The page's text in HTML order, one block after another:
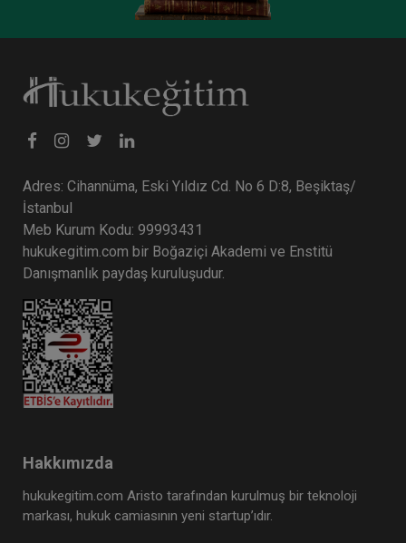
Adres: Cihannüma, Eski Yıldız Cd. No 6 D:8, Beşiktaş/
İstanbul
Meb Kurum Kodu: 99993431
hukukegitim.com bir Boğaziçi Akademi ve Enstitü
Danışmanlık paydaş kuruluşudur.
Hakkımızda
hukukegitim.com Aristo tarafından kurulmuş bir teknoloji
markası, hukuk camiasının yeni startup’ıdır.